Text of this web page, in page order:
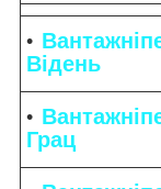
Відень
Грац